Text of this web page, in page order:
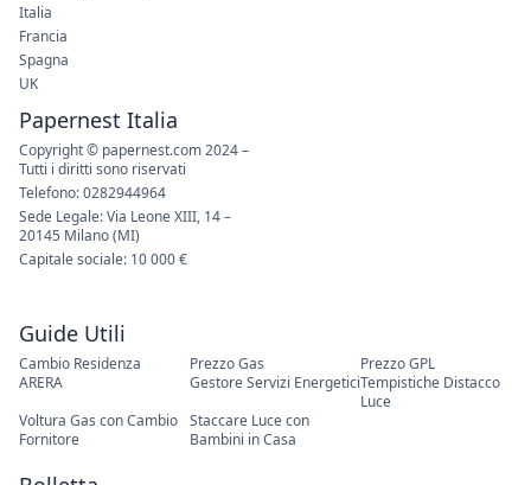
Guide Utili
Cambio Residenza Prezzo Gas
Prezzo GPL
ARERA
Gestore Servizi EnergeticiTempistiche Distacco
Luce
Voltura Gas con Cambio
Fornitore
Staccare Luce con
Bambini in Casa
Italia
Francia
Spagna
UK
Papernest Italia
Copyright © papernest.com 2024 –
Tutti i diritti sono riservati
Telefono: 0282944964
Sede Legale: Via Leone XIII, 14 –
20145 Milano (MI)
Capitale sociale: 10 000 €